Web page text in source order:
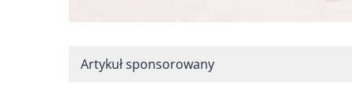
Artykuł sponsorowany